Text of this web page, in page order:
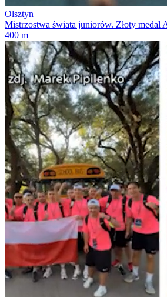
Olsztyn
Mistrzostwa świata juniorów. Złoty medal
400 m